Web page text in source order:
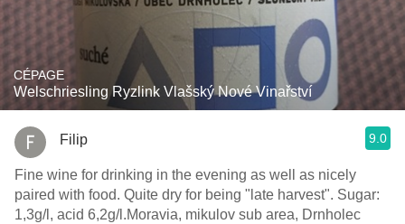
CÉPAGE
Welschriesling Ryzlink Vlašský Nové Vinařství
Filip 9.0
Fine wine for drinking in the evening as well as nicely
paired with food. Quite dry for being "late harvest". Sugar:
1,3g/l, acid 6,2g/l.Moravia, mikulov sub area, Drnholec